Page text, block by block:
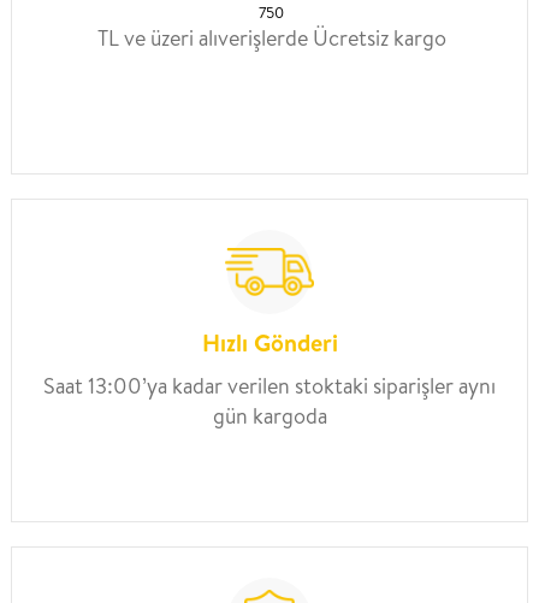
750
TL ve üzeri alıverişlerde Ücretsiz kargo
Hızlı Gönderi
Saat 13:00’ya kadar verilen stoktaki siparişler aynı
gün kargoda